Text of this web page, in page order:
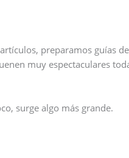
preparamos guías
muy espectaculares
surge algo más grande.